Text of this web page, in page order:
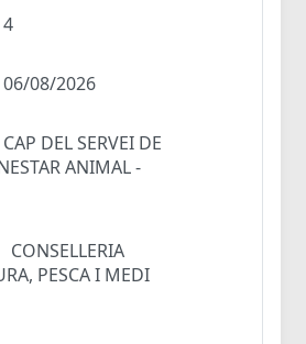
4
06/08/2026
CAP DEL SERVEI DE
ANIMAL -
CONSELLERIA
PESCA I MEDI